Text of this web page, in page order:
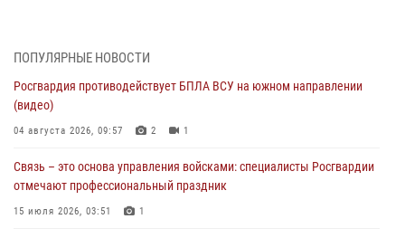
04 августа 2026, 09:57 2
Росгвардия приняла участие в обеспечении безопасности Дня
города в Екатеринбурге
03 августа 2026, 07:43 3
Росгвардия приняла участие в межведомственном
антитеррористическом учении в Свердловской области
31 июля 2026, 12:27 1
ПОПУЛЯРНЫЕ НОВОСТИ
Росгвардия противодействует БПЛА ВСУ на южном направлении
(видео)
04 августа 2026, 09:57 2 1
Связь – это основа управления войсками: специалисты Росгвардии
отмечают профессиональный праздник
15 июля 2026, 03:51 1